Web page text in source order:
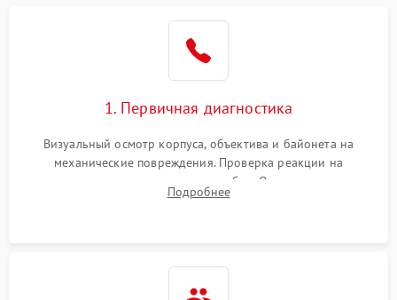
1. Первичная диагностика
Визуальный осмотр корпуса, объектива и байонета на
механические повреждения. Проверка реакции на
включение, считывание кодов ошибок. Оценка состояния
матрицы и затвора, проверка работы автофокуса и вспышки.
Подробнее